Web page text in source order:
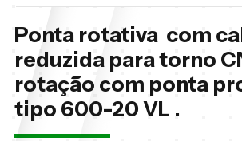
Ponta rotativa com
reduzida para torno
rotação com ponta
tipo 600-20 VL .